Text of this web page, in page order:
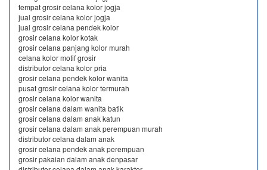
tempat grosir celana kolor jogja
jual grosir celana kolor jogja
jual grosir celana pendek kolor
grosir celana kolor kotak
grosir celana panjang kolor murah
celana kolor motif grosir
distributor celana kolor pria
grosir celana pendek kolor wanita
pusat grosir celana kolor termurah
grosir celana kolor wanita
grosir celana dalam wanita batik
grosir celana dalam anak katun
grosir celana dalam anak perempuan murah
distributor celana dalam anak
grosir celana pendek anak perempuan
grosir pakaian dalam anak denpasar